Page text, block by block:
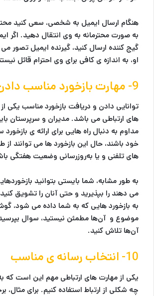
هنگام ارسال ایمیل به شخصی، سعی کنید
به صورت محترمانه به وی انتقال دهید. اگر
گیج کننده ارسال کنید، گیرنده ایمیل تصور می
او، به اندازه ی کافی برای وی احترام قائل
9- مهارت بازخورد مناسب دادن
توانایی دادن و دریافت بازخورد مناسب یکی
های ارتباطی می باشد. مدیران و سرپرستان
مداوم به دنبال راه هایی برای ارائه ی بازخورد
خود باشند، حال این بازخورد ها می توانند
های تلفنی و یا به‌روزرسانی وضعیت هفتگی
به طور مشابه، شما بایستی بتوانید
می دهند را بپذیرید و حتی آنان را تشویق
به بازخورد هایی که به شما داده می شود،
موضوع و آن‌ها مطمئن نیستید، سوال بپرسید
آن‌ها تلاش کنید.
10- انتخاب رسانه ی مناسب
یکی از مهارت های ارتباطی مهم این است که
چه شکلی از ارتباط استفاده کنیم. برای مثال،